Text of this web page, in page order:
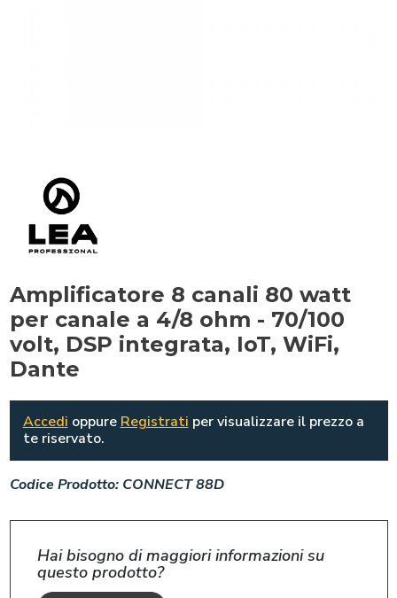
Amplificatore 8 canali 80 watt
per canale a 4/8 ohm - 70/100
volt, DSP integrata, IoT, WiFi,
Dante
Accedi oppure Registrati per visualizzare il prezzo a
te riservato.
Codice Prodotto: CONNECT 88D
Hai bisogno di maggiori informazioni su
questo prodotto?